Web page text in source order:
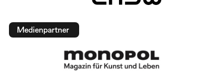
Medienpartner